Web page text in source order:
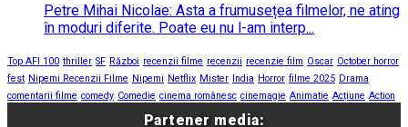
Petre Mihai Nicolae: Asta a frumusețea filmelor, ne ating
în moduri diferite. Poate eu nu l-am interp...
Top AFI 100 thriller SF Război recenzii filme recenzii recenzie film Oscar October horror
fest Nipemi Recenzii Filme Nipemi Netflix Mister India Horror filme 2025 Drama
comentarii filme comedy Comedie cinema românesc cinemagie Animatie Acțiune Action
Partener media: